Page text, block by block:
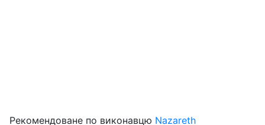
Рекомендоване по виконавцю Nazareth